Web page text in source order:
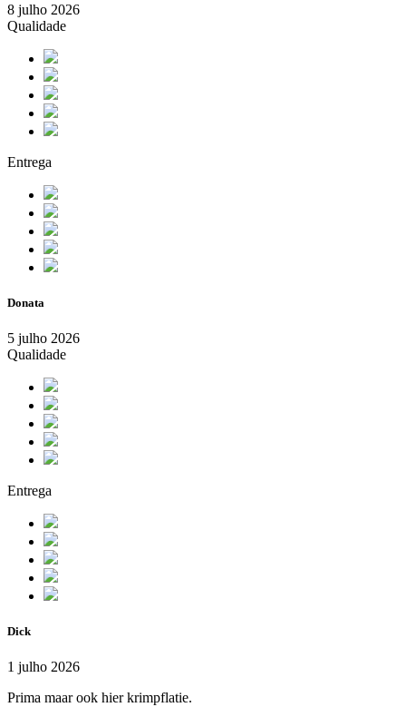
8 julho 2026
Qualidade
Entrega
Donata
5 julho 2026
Qualidade
Entrega
Dick
1 julho 2026
Prima maar ook hier krimpflatie.